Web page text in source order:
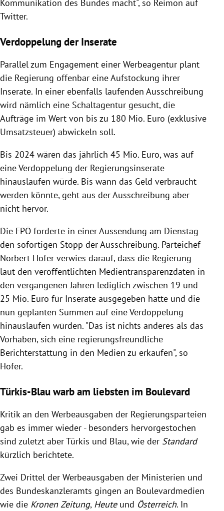
Kommunikation des Bundes macht", so Reimon auf
Twitter.
Verdoppelung der Inserate
Parallel zum Engagement einer Werbeagentur plant
die Regierung offenbar eine Aufstockung ihrer
Inserate. In einer ebenfalls laufenden Ausschreibung
wird nämlich eine Schaltagentur gesucht, die
Aufträge im Wert von bis zu 180 Mio. Euro (exklusive
Umsatzsteuer) abwickeln soll.
Bis 2024 wären das jährlich 45 Mio. Euro, was auf
eine Verdoppelung der Regierungsinserate
hinauslaufen würde. Bis wann das Geld verbraucht
werden könnte, geht aus der Ausschreibung aber
nicht hervor.
Die FPÖ forderte in einer Aussendung am Dienstag
den sofortigen Stopp der Ausschreibung. Parteichef
Norbert Hofer verwies darauf, dass die Regierung
laut den veröffentlichten Medientransparenzdaten in
den vergangenen Jahren lediglich zwischen 19 und
25 Mio. Euro für Inserate ausgegeben hatte und die
nun geplanten Summen auf eine Verdoppelung
hinauslaufen würden. "Das ist nichts anderes als das
Vorhaben, sich eine regierungsfreundliche
Berichterstattung in den Medien zu erkaufen", so
Hofer.
Türkis-Blau warb am liebsten im Boulevard
Kritik an den Werbeausgaben der Regierungsparteien
gab es immer wieder - besonders hervorgestochen
sind zuletzt aber Türkis und Blau, wie der Standard
kürzlich berichtete.
Zwei Drittel der Werbeausgaben der Ministerien und
des Bundeskanzleramts gingen an Boulevardmedien
wie die Kronen Zeitung, Heute und Österreich. In